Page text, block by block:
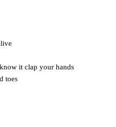
it clap your hands
toes